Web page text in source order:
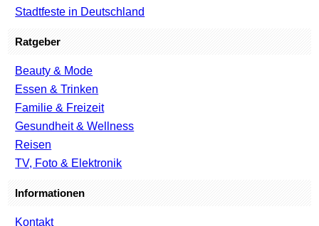
Stadtfeste in Deutschland
Ratgeber
Beauty & Mode
Essen & Trinken
Familie & Freizeit
Gesundheit & Wellness
Reisen
TV, Foto & Elektronik
Informationen
Kontakt